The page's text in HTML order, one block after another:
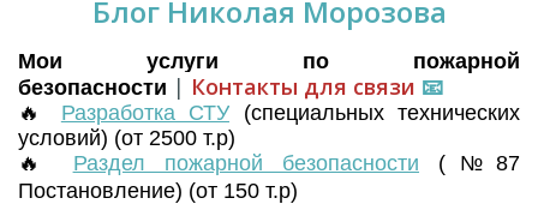
Блог Николая Морозова
Мои услуги по пожарной
безопасности | Контакты для связи 📧
🔥 Разработка СТУ (специальных технических
условий) (от 2500 т.р)
🔥 Раздел пожарной безопасности (№87
Постановление) (от 150 т.р)